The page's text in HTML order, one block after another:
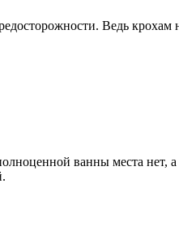
Ведь крохам
ванны места нет, а